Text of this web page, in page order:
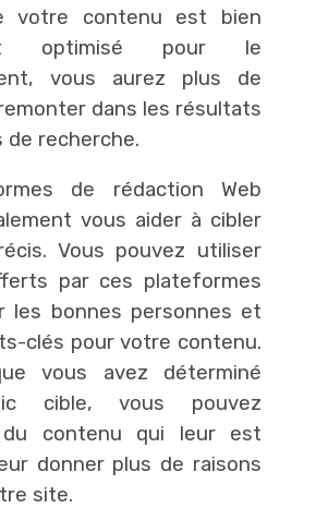
votre contenu est bien
optimisé pour le
vous aurez plus de
dans les résultats
de recherche.
de rédaction Web
vous aider à cibler
Vous pouvez utiliser
par ces plateformes
les bonnes personnes et
clés pour votre contenu.
vous avez déterminé
cible, vous pouvez
du contenu qui leur est
donner plus de raisons
site.